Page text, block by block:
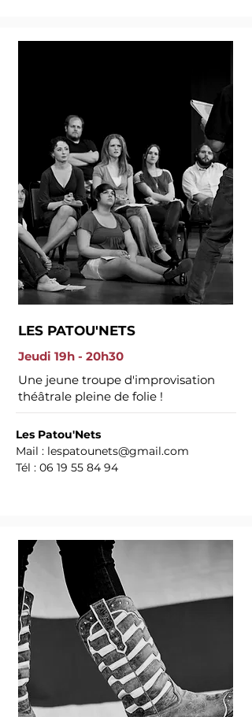
LES PATOU'NETS
Jeudi 19h - 20h30
Une jeune troupe d'improvisation
théâtrale pleine de folie ! ​
Les Patou'Nets
Mail : lespatounets@gmail.com
Tél : 06 19 55 84 94